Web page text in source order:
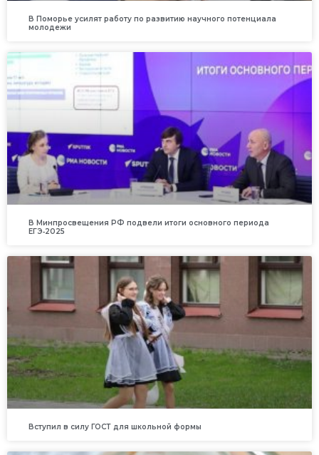
В Поморье усилят работу по развитию научного потенциала
молодежи
В Минпросвещения РФ подвели итоги основного периода
ЕГЭ‑2025
Вступил в силу ГОСТ для школьной формы